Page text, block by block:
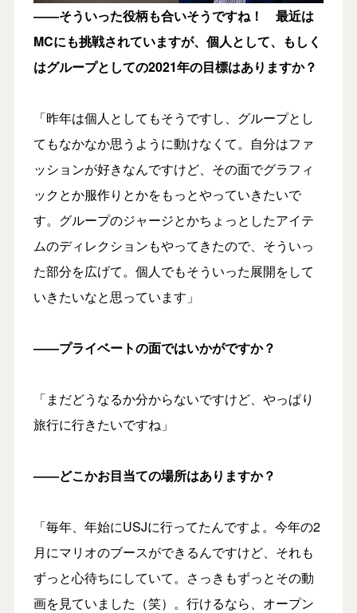
――そういった役柄も合いそうですね！ 最近は
MCにも挑戦されていますが、個人として、もしく
はグループとしての2021年の目標はありますか？
「昨年は個人としてもそうですし、グループとし
てもなかなか思うように動けなくて。自分はファ
ッションが好きなんですけど、その面でグラフィ
ックとか服作りとかをもっとやっていきたいで
す。グループのジャージとかちょっとしたアイテ
ムのディレクションもやってきたので、そういっ
た部分を広げて。個人でもそういった展開をして
いきたいなと思っています」
――プライベートの面ではいかがですか？
「まだどうなるか分からないですけど、やっぱり
旅行に行きたいですね」
――どこかお目当ての場所はありますか？
「毎年、年始にUSJに行ってたんですよ。今年の2
月にマリオのブースができるんですけど、それも
ずっと心待ちにしていて。さっきもずっとその動
画を見ていました（笑）。行けるなら、オープン